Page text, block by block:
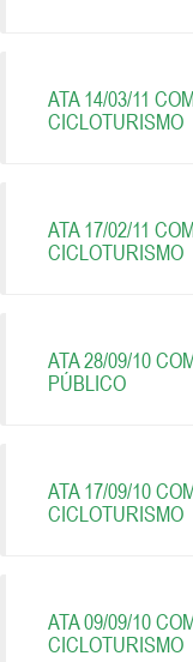
ATA 14/03/11
CICLOTURISMO
ATA 17/02/11
CICLOTURISMO
ATA 28/09/10
PÚBLICO
ATA 17/09/10
CICLOTURISMO
ATA 09/09/10
CICLOTURISMO